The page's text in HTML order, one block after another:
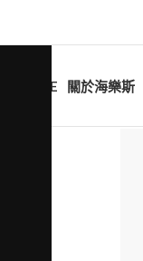
HOME 關於海樂斯